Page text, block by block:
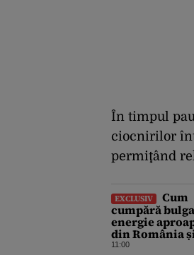
În timpul
ciocnirilor
permiţând
EXCLUSIV
Cum
cumpără
energie
din România
revând la
11:00